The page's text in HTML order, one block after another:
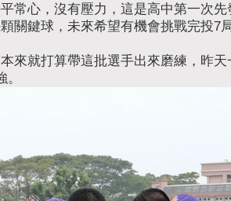
常心，沒有壓力，這是高中第一次
關鍵球，未來希望有機會挑戰完投7
來就打算帶這批選手出來磨練，昨天